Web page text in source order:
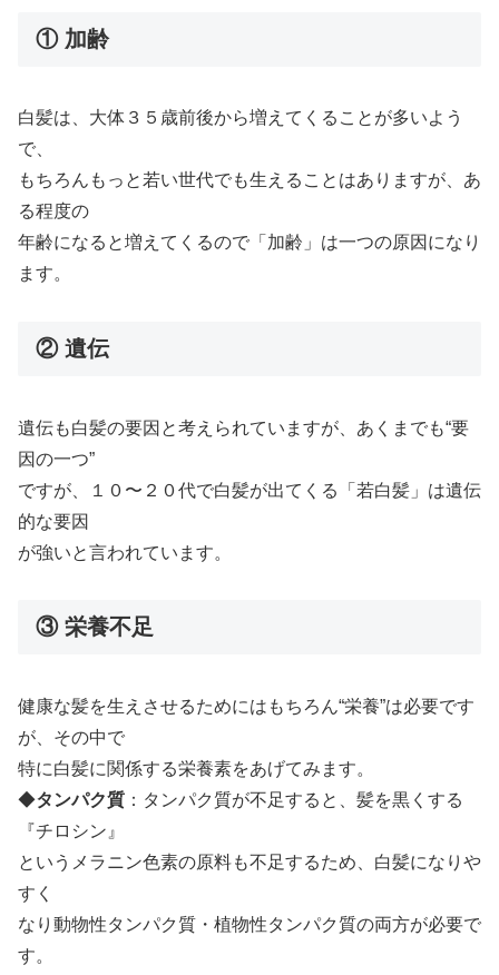
① 加齢
白髪は、大体３５歳前後から増えてくることが多いよう
で、
もちろんもっと若い世代でも生えることはありますが、あ
る程度の
年齢になると増えてくるので「加齢」は一つの原因になり
ます。
② 遺伝
遺伝も白髪の要因と考えられていますが、あくまでも“要
因の一つ”
ですが、１０〜２０代で白髪が出てくる「若白髪」は遺伝
的な要因
が強いと言われています。
③ 栄養不足
健康な髪を生えさせるためにはもちろん“栄養”は必要です
が、その中で
特に白髪に関係する栄養素をあげてみます。
◆タンパク質 ：タンパク質が不足すると、髪を黒くする
『チロシン』
というメラニン色素の原料も不足するため、白髪になりや
すく
なり動物性タンパク質・植物性タンパク質の両方が必要で
す。